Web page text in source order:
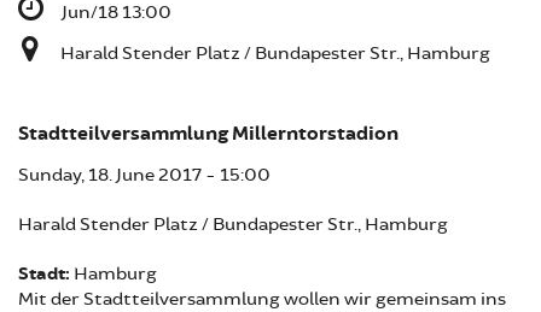
Jun/18 13:00
Harald Stender Platz / Bundapester Str., Hamburg
Stadtteilversammlung Millerntorstadion
Sunday, 18. June 2017 - 15:00
Harald Stender Platz / Bundapester Str., Hamburg
Stadt: Hamburg
Mit der Stadtteilversammlung wollen wir gemeinsam ins